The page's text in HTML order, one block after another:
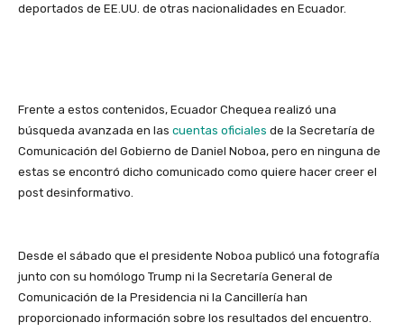
deportados de EE.UU. de otras nacionalidades en Ecuador.
Frente a estos contenidos, Ecuador Chequea realizó una
búsqueda avanzada en las cuentas oficiales de la Secretaría de
Comunicación del Gobierno de Daniel Noboa, pero en ninguna de
estas se encontró dicho comunicado como quiere hacer creer el
post desinformativo.
Desde el sábado que el presidente Noboa publicó una fotografía
junto con su homólogo Trump ni la Secretaría General de
Comunicación de la Presidencia ni la Cancillería han
proporcionado información sobre los resultados del encuentro.